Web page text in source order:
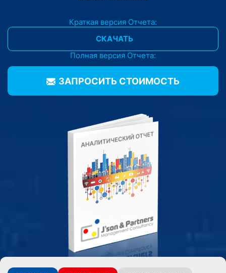
Краткая версия Отчета:
СКАЧАТЬ
Полная версия Отчета:
ЗАПРОСИТЬ CТОИМОСТЬ